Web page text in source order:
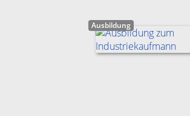
Ausbildung